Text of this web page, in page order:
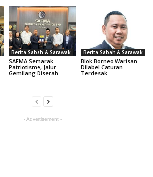
Berita Sabah & Sarawak
SAFMA Semarak
Patriotisme, Jalur
Gemilang Diserah
Berita Sabah & Sarawak
Blok Borneo Warisan
Dilabel Caturan
Terdesak
- Advertisement -